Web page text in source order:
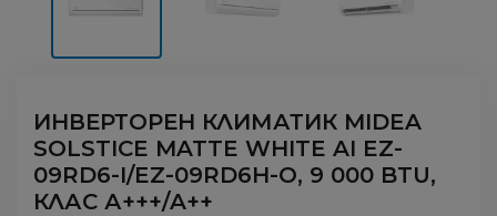
ИНВЕРТОРЕН КЛИМАТИК MIDEA
SOLSTICE MATTE WHITE AI EZ-
09RD6-I/EZ-09RD6H-O, 9 000 BTU,
КЛАС А+++/A++